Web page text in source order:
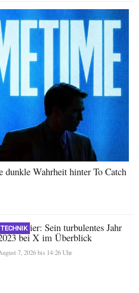
Wahrheit hinter To Catch
TECHNIK
Nikita Bier: Sein turbulentes Jahr
bei X im Überblick
7, 2026 bis 14:26 Uhr